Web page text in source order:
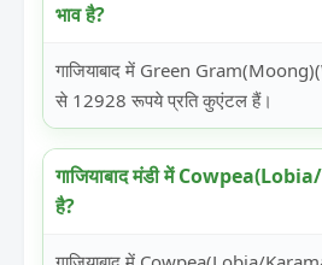
भाव है?
गाजियाबाद में Green
से 12928 रूपये प्रति कुएंटल हैं।
गाजियाबाद मंडी में
है?